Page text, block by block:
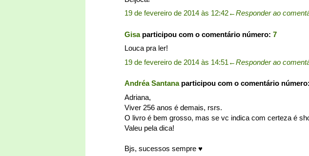
19 de fevereiro de 2014 às 12:42←Responder ao
Gisaparticipou com o comentário número: 7
Louca pra ler!
19 de fevereiro de 2014 às 14:51 ←Responder ao
Andréa Santanaparticipou com o comentário número:
Adriana,
Viver 256 anos é demais, rsrs.
O livro é bem grosso, mas se vc indica com certeza é
Valeu pela dica!
Bjs, sucessos sempre ♥